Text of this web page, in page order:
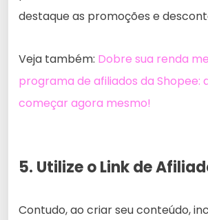
destaque as promoções e
Veja também: Dobre sua renda
programa de afiliados da Shopee:
começar agora mesmo!
5. Utilize o Link de
Contudo, ao criar seu conteúdo,